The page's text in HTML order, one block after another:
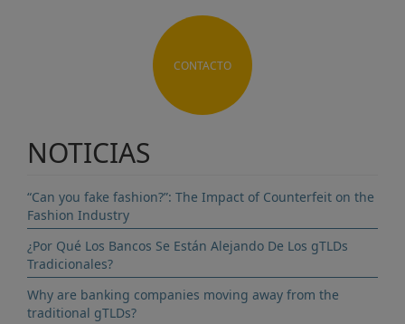
CONTACTO
NOTICIAS
“Can you fake fashion?”: The Impact of Counterfeit on the
Fashion Industry
¿Por Qué Los Bancos Se Están Alejando De Los gTLDs
Tradicionales?
Why are banking companies moving away from the
traditional gTLDs?